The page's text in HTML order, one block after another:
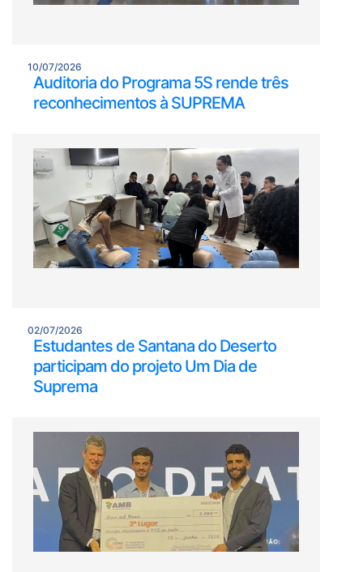
10/07/2026
Auditoria do Programa 5S rende três
reconhecimentos à SUPREMA
02/07/2026
Estudantes de Santana do Deserto
participam do projeto Um Dia de
Suprema